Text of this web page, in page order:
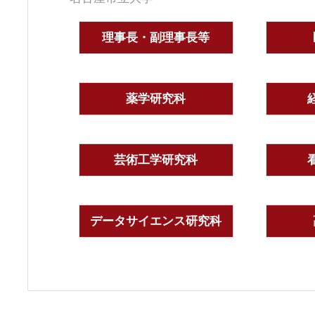
理事長・副理事長等
薬学研究科
芸術工学研究科
データサイエンス研究科